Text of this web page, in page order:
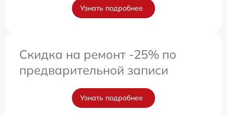
Узнать подробнее
Скидка на ремонт -25% по
предварительной записи
Узнать подробнее